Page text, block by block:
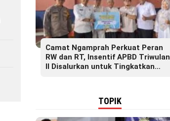
Camat Ngamprah Perkuat Peran
RW dan RT, Insentif APBD Triwulan
II Disalurkan untuk Tingkatkan
TOPIK